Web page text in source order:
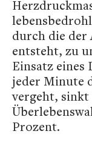
durch die der
entsteht, zu
Einsatz
jeder Minute
vergeht, sinkt
Prozent.